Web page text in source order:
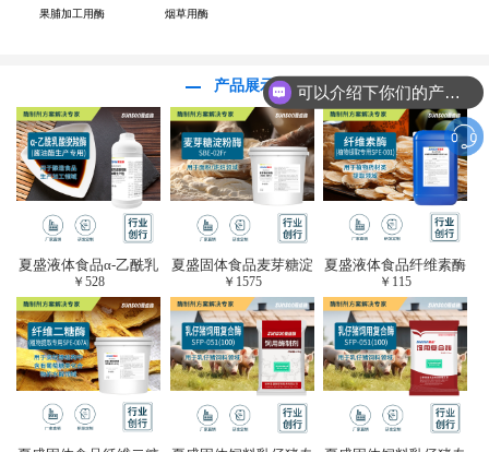
果脯加工用酶 烟草用酶
产品展示
夏盛液体食品α-乙酰乳
酸脱羧酶(酱油醋生产
专用)FDY-3206
￥528
夏盛固体食品麦芽糖淀
粉酶(烘焙及面粉改良
用酶/发酵类食品可
用)FDG-0012
￥ 1575
夏盛液体食品纤维素酶
(植物提取专用酶/解决
提取液混浊问题/降
黏)FFY-0651
￥ 115
可以介绍下你们的产品么？